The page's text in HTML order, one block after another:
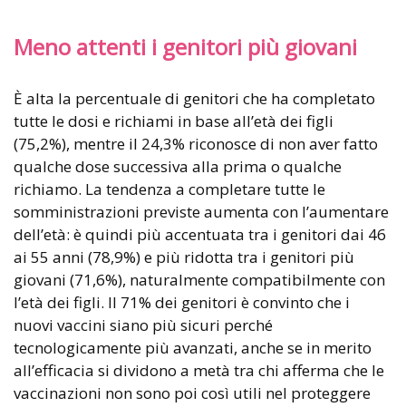
Meno attenti i genitori più giovani
È alta la percentuale di genitori che ha completato
tutte le dosi e richiami in base all’età dei figli
(75,2%), mentre il 24,3% riconosce di non aver fatto
qualche dose successiva alla prima o qualche
richiamo. La tendenza a completare tutte le
somministrazioni previste aumenta con l’aumentare
dell’età: è quindi più accentuata tra i genitori dai 46
ai 55 anni (78,9%) e più ridotta tra i genitori più
giovani (71,6%), naturalmente compatibilmente con
l’età dei figli. Il 71% dei genitori è convinto che i
nuovi vaccini siano più sicuri perché
tecnologicamente più avanzati, anche se in merito
all’efficacia si dividono a metà tra chi afferma che le
vaccinazioni non sono poi così utili nel proteggere